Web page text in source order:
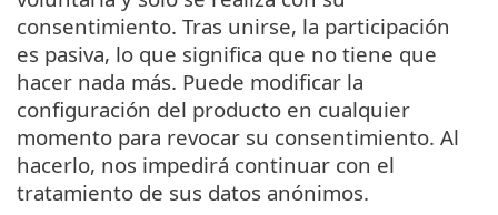
consentimiento. Tras unirse, la participación
es pasiva, lo que significa que no tiene que
hacer nada más. Puede modificar la
configuración del producto en cualquier
momento para revocar su consentimiento. Al
hacerlo, nos impedirá continuar con el
tratamiento de sus datos anónimos.